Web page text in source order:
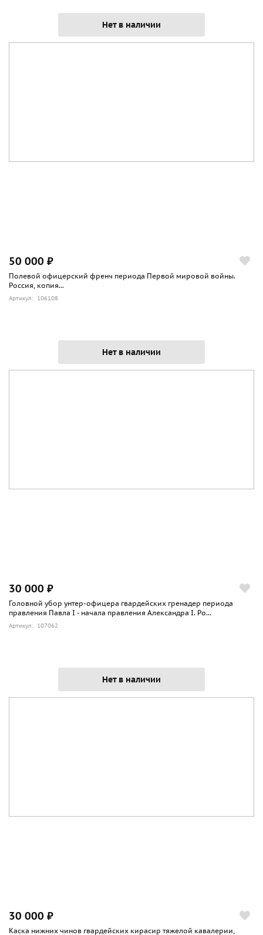
Нет в наличии
50 000 ₽
Полевой офицерский френч периода Первой мировой войны.
Россия, копия...
Артикул: 106108
Нет в наличии
30 000 ₽
Головной убор унтер-офицера гвардейских гренадер периода
правления Павла I - начала правления Александра I. Ро...
Артикул: 107062
Нет в наличии
30 000 ₽
Каска нижних чинов гвардейских кирасир тяжелой кавалерии,